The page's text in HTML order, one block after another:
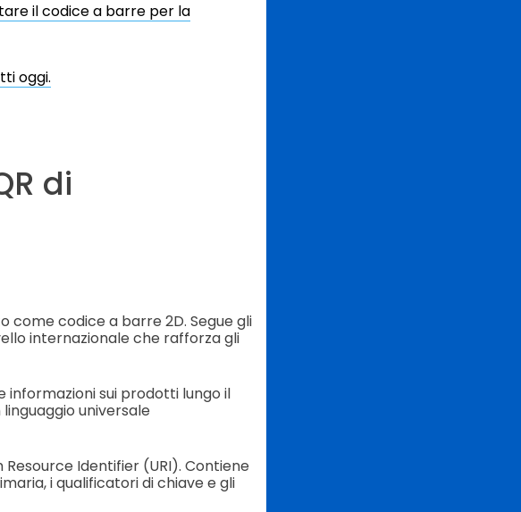
il codice a barre per la
oggi.
di
come codice a barre 2D. Segue gli
internazionale che rafforza gli
informazioni sui prodotti lungo il
universale
Identifier (URI). Contiene
i qualificatori di chiave e gli